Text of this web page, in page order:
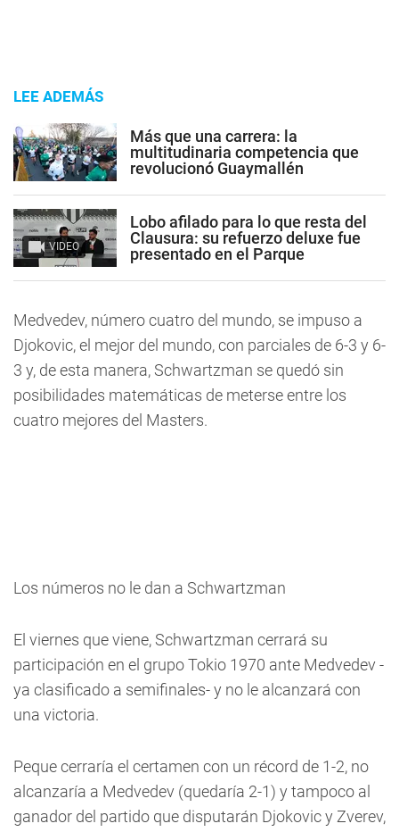
LEE ADEMÁS
Más que una carrera: la
multitudinaria competencia que
revolucionó Guaymallén
VIDEO
Lobo afilado para lo que resta del
Clausura: su refuerzo deluxe fue
presentado en el Parque
Medvedev, número cuatro del mundo, se impuso a
Djokovic, el mejor del mundo, con parciales de 6-3 y 6-
3 y, de esta manera, Schwartzman se quedó sin
posibilidades matemáticas de meterse entre los
cuatro mejores del Masters.
Los números no le dan a Schwartzman
El viernes que viene, Schwartzman cerrará su
participación en el grupo Tokio 1970 ante Medvedev -
ya clasificado a semifinales- y no le alcanzará con
una victoria.
Peque cerraría el certamen con un récord de 1-2, no
alcanzaría a Medvedev (quedaría 2-1) y tampoco al
ganador del partido que disputarán Djokovic y Zverev,